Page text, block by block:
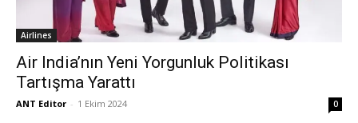
Airlines
Air India’nın Yeni Yorgunluk Politikası
Tartışma Yarattı
ANT Editor - 1 Ekim 2024 0